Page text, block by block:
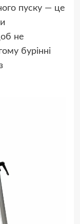
пуску — це
не
бурінні